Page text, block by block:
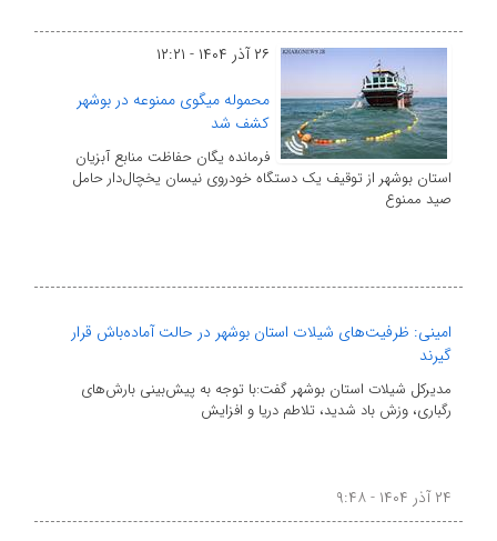
۲۶ آذر ۱۴۰۴ - ۱۲:۲۱
محموله میگوی ممنوعه در بوشهر
کشف شد
فرمانده یگان حفاظت منابع آبزیان
استان بوشهر از توقیف یک دستگاه خودروی نیسان یخچال‌دار حامل
صید ممنوع
امینی: ظرفیت‌های شیلات استان بوشهر در حالت آماده‌باش قرار
گیرند
مدیرکل شیلات استان بوشهر گفت:با توجه به پیش‌بینی بارش‌های
رگباری، وزش باد شدید، تلاطم دریا و افزایش
۲۴ آذر ۱۴۰۴ - ۹:۴۸